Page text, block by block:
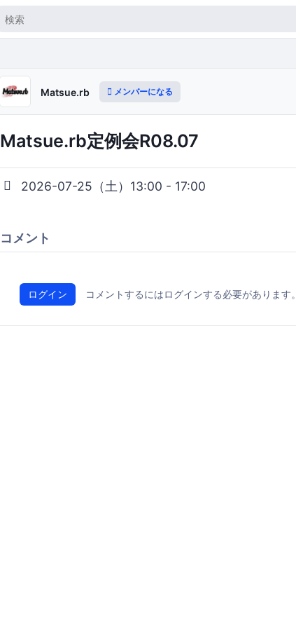
Matsue.rb メンバーになる
Matsue.rb定例会R08.07
2026-07-25（土）13:00 - 17:00
コメント
ログイン コメントするにはログインする必要があります。